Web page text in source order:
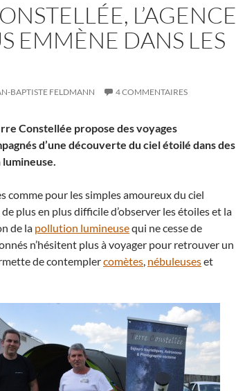
L’AGENCE
EMMÈNE DANS LES
BAPTISTE FELDMANN 4 COMMENTAIRES
Constellée propose des voyages
d’une découverte du ciel étoilé dans des
comme pour les simples amoureux du ciel
plus en plus difficile d’observer les étoiles et la
de la pollution lumineusequi ne cesse de
n’hésitent plus à voyager pour retrouver un
de contemplercomètes, nébuleuseset